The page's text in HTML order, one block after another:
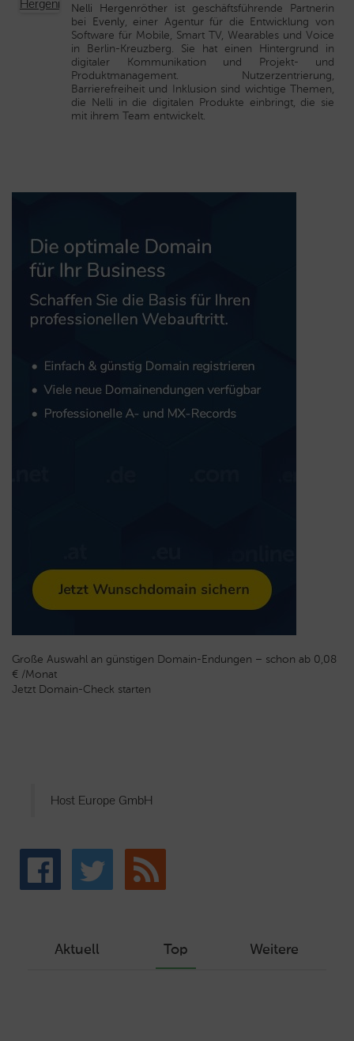
Nelli Hergenröther ist geschäftsführende Partnerin
bei Evenly, einer Agentur für die Entwicklung von
Software für Mobile, Smart TV, Wearables und Voice
in Berlin-Kreuzberg. Sie hat einen Hintergrund in
digitaler Kommunikation und Projekt- und
Produktmanagement. Nutzerzentrierung,
Barrierefreiheit und Inklusion sind wichtige Themen,
die Nelli in die digitalen Produkte einbringt, die sie
mit ihrem Team entwickelt.
Große Auswahl an günstigen Domain-Endungen – schon ab 0,08
€ /Monat
Jetzt Domain-Check starten
Host Europe GmbH
Aktuell Top Weitere